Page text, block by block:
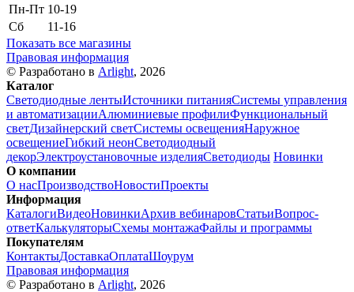
Пн-Пт 10-19
Сб
11-16
Показать все магазины
Правовая информация
© Разработано в Arlight, 2026
Каталог
Светодиодные лентыИсточники питанияСистемы управления
и автоматизацииАлюминиевые профилиФункциональный
светДизайнерский светСистемы освещенияНаружное
освещениеГибкий неонСветодиодный
декорЭлектроустановочные изделияСветодиоды Новинки
О компании
О насПроизводствоНовостиПроекты
Информация
КаталогиВидеоНовинкиАрхив вебинаровСтатьиВопрос-
ответКалькуляторыСхемы монтажаФайлы и программы
Покупателям
КонтактыДоставкаОплатаШоурум
Правовая информация
© Разработано в Arlight, 2026